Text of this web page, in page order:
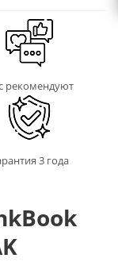
рекомендуют
3 года